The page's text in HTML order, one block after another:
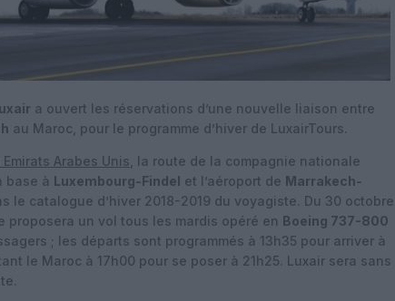
a ouvert les réservations d’une nouvelle liaison entre
au Maroc, pour le programme d’hiver de LuxairTours.
Arabes Unis , la route de la compagnie nationale
base à Luxembourg-Findel et l’aéroport de Marrakech-
le catalogue d’hiver 2018-2019 du voyagiste. Du 30 octobre
proposera un vol tous les mardis opéré en Boeing 737-800
; les départs sont programmés à 13h35 pour arriver à
le Maroc à 17h00 pour se poser à 21h25. Luxair sera sans